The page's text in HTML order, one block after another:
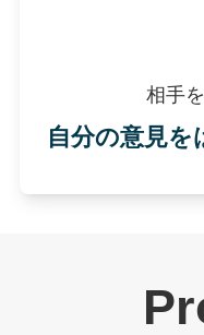
相手
自分の意見を